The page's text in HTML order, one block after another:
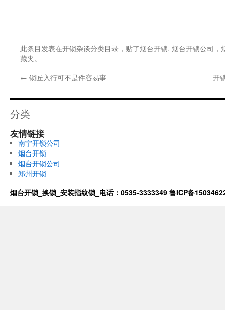
此条目发表在开锁杂谈分类目录，贴了烟台开锁, 烟台开锁公司，
藏夹。
← 锁匠入行可不是件容易事 开
分类
友情链接
南宁开锁公司
烟台开锁
烟台开锁公司
郑州开锁
烟台开锁_换锁_安装指纹锁_电话：0535-3333349 鲁ICP备